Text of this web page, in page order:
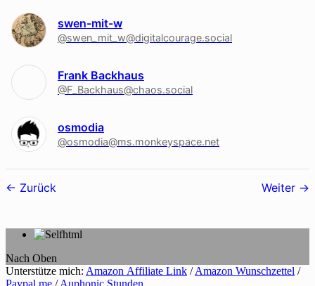
swen-mit-w
@swen_mit_w@digitalcourage.social
Frank Backhaus
@F_Backhaus@chaos.social
osmodia
@osmodia@ms.monkeyspace.net
Follower-
Zurück Weiter
Nach Oben
Unterstütze mich: Amazon Affiliate Link /Amazon Wunschzettel /
Paypal me / Auphonic Stunden